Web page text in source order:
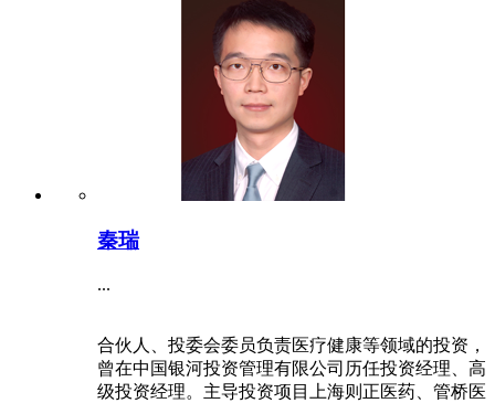
秦瑞
...
合伙人、投委会委员负责医疗健康等领域的投资，
曾在中国银河投资管理有限公司历任投资经理、高
级投资经理。主导投资项目上海则正医药、管桥医